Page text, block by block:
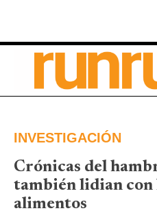
INVESTIGACIÓN
Crónicas del
también lidian con
alimentos